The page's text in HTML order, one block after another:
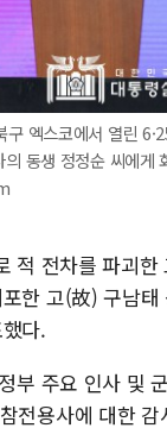
엑스코에서 열린
동생 정정순 씨에
전차를 파괴
한 고(故) 구남
다.
주요 인사 및
전용사에 대한